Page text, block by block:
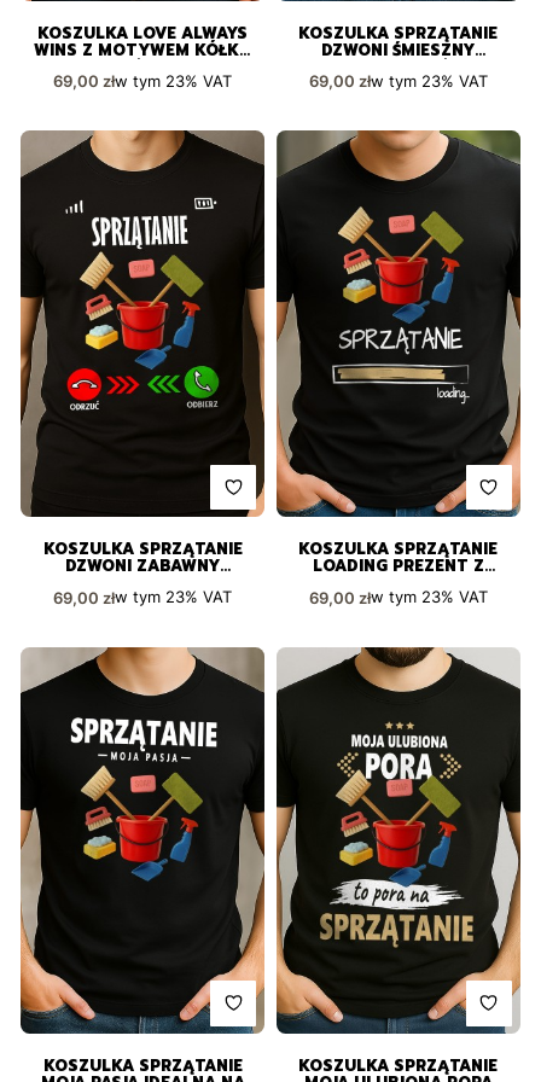
KOSZULKA LOVE ALWAYS
WINS Z MOTYWEM KÓŁKO
I KRZYŻYK DLA
ZAKOCHANYCH
Cena brutto
69,00 złw tym 23%VAT
KOSZULKA SPRZĄTANIE
DZWONI ŚMIESZNY
PREZENT DLA KAŻDEGO
Cena brutto
69,00 złw tym 23% VAT
KOSZULKA SPRZĄTANIE
DZWONI ZABAWNY
Cena brutto
69,00 złw tym 23%VAT
KOSZULKA SPRZĄTANIE
LOADING PREZENT Z
Cena brutto
69,00 złw tym 23% VAT
KOSZULKA SPRZĄTANIE KOSZULKA SPRZĄTANIE